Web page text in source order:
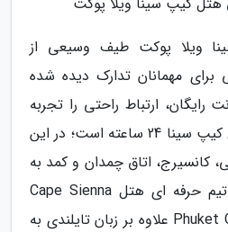
ویلا پوکت طیف وسیعی از
برای مهمانان تدارک دیده شده
رایگان، ارتباط راحتی را تجربه
خواهید کرد. پذیرش هتل کیپ سینا 24 ساعته است؛ در این
کانسیرج، اتاق چمدان و کمد به
مهمانان ارائه می گردد. تیم حرفه ای هتل Cape Sienna
Phuket Gourmet Hotel & Villas علاوه بر زبان تایلندی به